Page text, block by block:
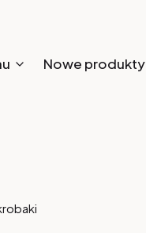
Nowe produkty